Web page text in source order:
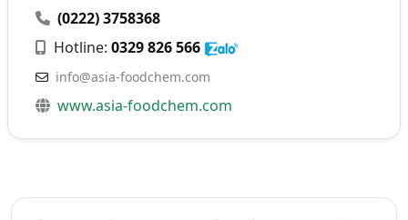
(0222) 3758368
Hotline:0329 826 566
info@asia-foodchem.com
www.asia-foodchem.com